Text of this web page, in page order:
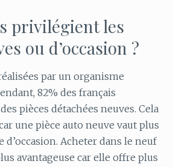
privilégient les
ou d’occasion ?
par un organisme
82% des français
pièces détachées neuves. Cela
une pièce auto neuve vaut plus
d’occasion. Acheter dans le neuf
avantageuse car elle offre plus